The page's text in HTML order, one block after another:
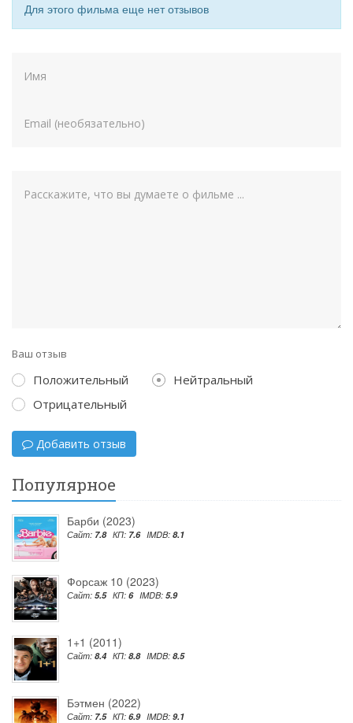
Для этого фильма еще нет отзывов
Ваш отзыв
Положительный
Нейтральный
Отрицательный
Добавить отзыв
Популярное
Барби (2023)
Сайт: 7.8 КП: 7.6 IMDB: 8.1
Форсаж 10 (2023)
Сайт: 5.5 КП: 6 IMDB: 5.9
1+1 (2011)
Сайт: 8.4 КП: 8.8 IMDB: 8.5
Бэтмен (2022)
Сайт: 7.5 КП: 6.9 IMDB: 9.1